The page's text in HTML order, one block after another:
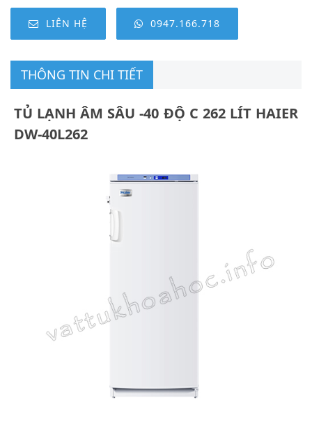
LIÊN HỆ 0947.166.718
THÔNG TIN CHI TIẾT
TỦ LẠNH ÂM SÂU -40 ĐỘ C 262 LÍT HAIER
DW-40L262